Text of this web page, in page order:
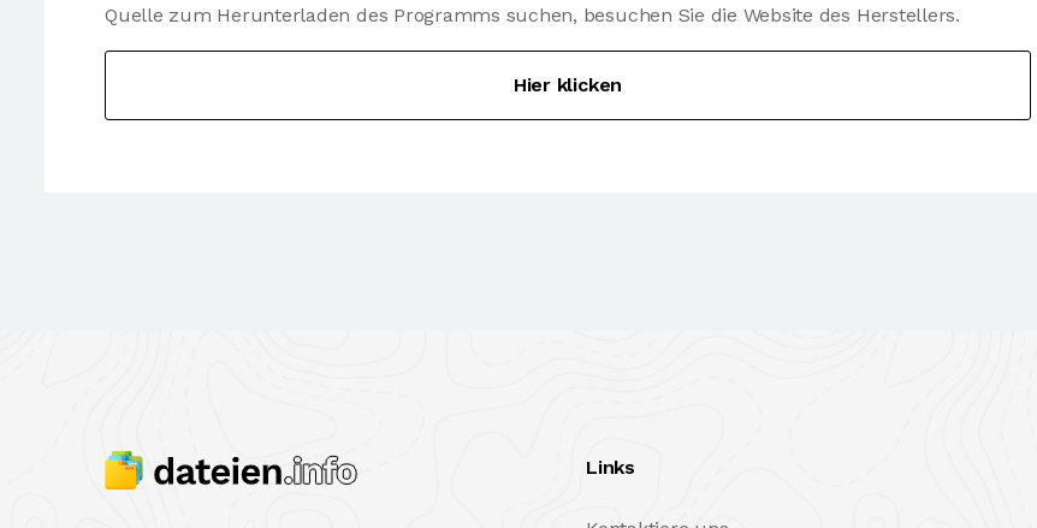
Quelle zum Herunterladen des Programms suchen, besuchen Sie die Website des Herstellers.
Hier klicken
Links